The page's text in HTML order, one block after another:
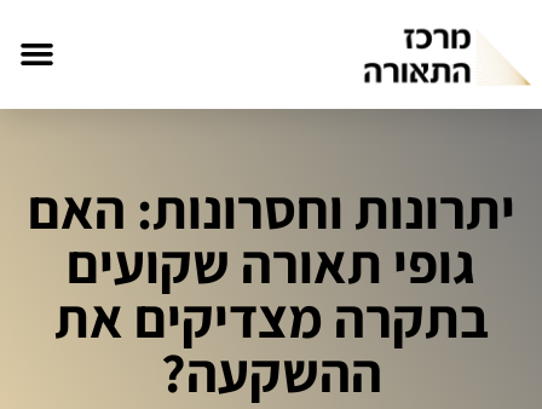
יתרונות וחסרונות: האם
גופי תאורה שקועים
בתקרה מצדיקים את
ההשקעה?